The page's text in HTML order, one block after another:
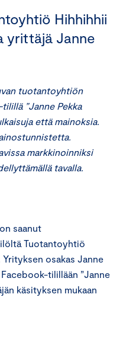
Hihhihhii
yrittäjä Janne
tuotantoyhtiön
”Janne Pekka
että mainoksia.
markkinoinniksi
tavalla.
saanut
Tuotantoyhtiö
osakas Janne
tilillään ”Janne
käsityksen mukaan